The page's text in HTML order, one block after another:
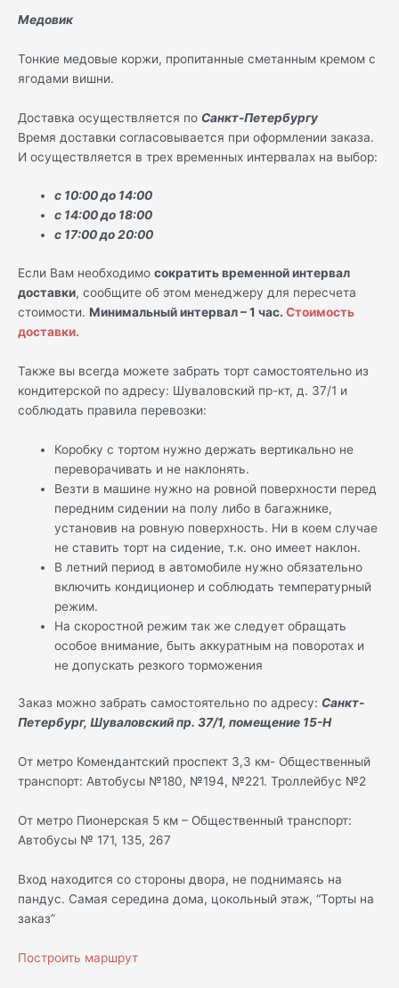
Медовик
Тонкие медовые коржи, пропитанные сметанным кремом с
ягодами вишни.
Доставка осуществляется по Санкт-Петербургу
Время доставки согласовывается при оформлении заказа.
И осуществляется в трех временных интервалах на выбор:
с 10:00 до 14:00
с 14:00 до 18:00
с 17:00 до 20:00
Если Вам необходимо сократить временной интервал
доставки, сообщите об этом менеджеру для пересчета
стоимости. Минимальный интервал – 1 час. Стоимость
доставки.
Также вы всегда можете забрать торт самостоятельно из
кондитерской по адресу: Шуваловский пр-кт, д. 37/1 и
соблюдать правила перевозки:
Коробку с тортом нужно держать вертикально не
переворачивать и не наклонять.
Везти в машине нужно на ровной поверхности перед
передним сидении на полу либо в багажнике,
установив на ровную поверхность. Ни в коем случае
не ставить торт на сидение, т.к. оно имеет наклон.
В летний период в автомобиле нужно обязательно
включить кондиционер и соблюдать температурный
режим.
На скоростной режим так же следует обращать
особое внимание, быть аккуратным на поворотах и
не допускать резкого торможения
Заказ можно забрать самостоятельно по адресу: Санкт-
Петербург, Шуваловский пр. 37/1, помещение 15-Н
От метро Комендантский проспект 3,3 км- Общественный
транспорт: Автобусы №180, №194, №221. Троллейбус №2
От метро Пионерская 5 км – Общественный транспорт:
Автобусы № 171, 135, 267
Вход находится со стороны двора, не поднимаясь на
пандус. Самая середина дома, цокольный этаж, “Торты на
заказ”
Построить маршрут